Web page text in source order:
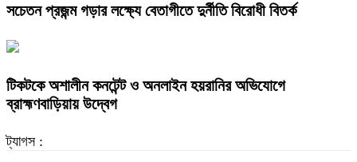
সচেতন প্রজন্ম গড়ার লক্ষ্যে বেতাগীতে দুর্নীতি বিরোধী বিতর্ক
টিকটকে অশালীন কনটেন্ট ও অনলাইন হয়রানির অভিযোগে
ব্রাহ্মণবাড়িয়ায় উদ্বেগ
ট্যাগস :